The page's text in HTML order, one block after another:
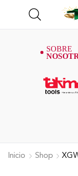
Inicio Shop